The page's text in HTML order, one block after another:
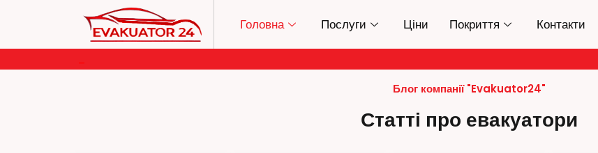
Головна Послуги Ціни Покриття Контакти
–
Блог компанії "Evakuator24"
Статті про евакуатори